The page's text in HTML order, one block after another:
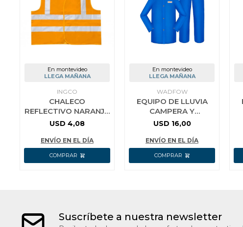
En montevideo
LLEGA MAÑANA
INGCO
CHALECO
REFLECTIVO NARANJA
INGCO RV02C
USD 4,08
ENVÍO EN EL DÍA
En montevideo
LLEGA MAÑANA
WADFOW
EQUIPO DE LLUVIA
CAMPERA Y
PANTALON TALLE XXL
WRC3XXL
USD 16,00
ENVÍO EN EL DÍA
Suscríbete a nuestra newsletter